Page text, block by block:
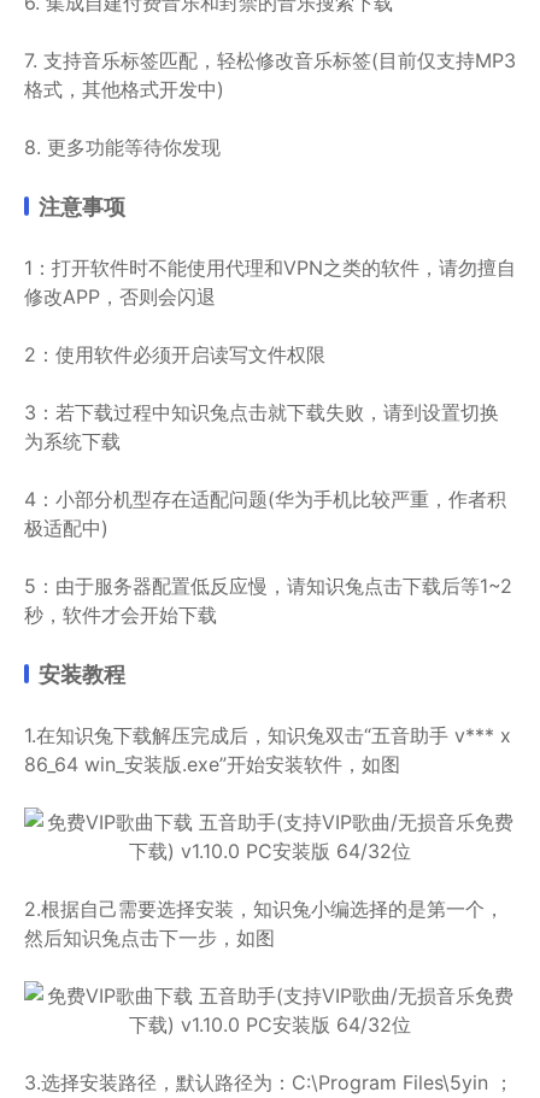
7. 支持音乐标签匹配，轻松修改音乐标签(目前仅支持MP3
格式，其他格式开发中)
8. 更多功能等待你发现
注意事项
1：打开软件时不能使用代理和VPN之类的软件，请勿擅自
修改APP，否则会闪退
​2：使用软件必须开启读写文件权限
3：若下载过程中知识兔点击就下载失败，请到设置切换
为系统下载
4：小部分机型存在适配问题(华为手机比较严重，作者积
极适配中)
5：由于服务器配置低反应慢，请知识兔点击下载后等1~2
秒，软件才会开始下载
安装教程
1.在知识兔下载解压完成后，知识兔双击“五音助手 v*** x
86_64 win_安装版.exe”开始安装软件，如图
2.根据自己需要选择安装，知识兔小编选择的是第一个，
然后知识兔点击下一步，如图
3.选择安装路径，默认路径为：C:\Program Files\5yin ；